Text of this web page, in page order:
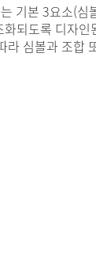
기본 3요소(심
되도록 디자인
라 심볼과 조합